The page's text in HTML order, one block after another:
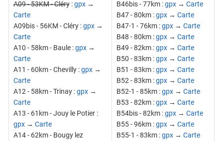
A09 - 53KM - Cléry:gpx→
Carte
A09bis - 56KM - Cléry :gpx→
Carte
A10 - 58km - Baule :gpx→
Carte
A11 - 60km - Chevilly :gpx→
Carte
A12 - 58km - Trinay :gpx→
Carte
A13 - 61km - Jouy le Potier :
gpx→ Carte
A14 - 62km - Bougy lez
B46bis - 77km :gpx→ Carte
B47 - 80km :gpx→ Carte
B47-1 - 76km :gpx→ Carte
B48 - 80km :gpx→ Carte
B49 - 82km :gpx→ Carte
B50 - 83km :gpx→ Carte
B51 - 83km :gpx→ Carte
B52 - 83km :gpx→ Carte
B52-1 - 85km :gpx→ Carte
B53 - 82km :gpx→ Carte
B54bis - 82km :gpx→ Carte
B55 - 96km :gpx→ Carte
B55-1 - 83km :gpx→ Carte